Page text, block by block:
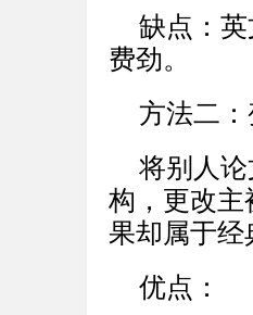
缺点：
费劲。
方法二
将别人
构，更改主
果却属于经
优点：